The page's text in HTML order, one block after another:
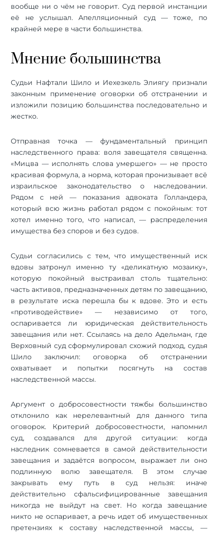
вообще ни о чём не говорит. Суд первой инстанции
её не услышал. Апелляционный суд — тоже, по
крайней мере в части большинства.
Мнение большинства
Судьи Нафтали Шило и Иехезкель Элиягу признали
законным применение оговорки об отстранении и
изложили позицию большинства последовательно и
жестко.
Отправная точка — фундаментальный принцип
наследственного права: воля завещателя священна.
«Мицва — исполнять слова умершего» — не просто
красивая формула, а норма, которая пронизывает всё
израильское законодательство о наследовании.
Рядом с ней — показания адвоката Голландера,
который всю жизнь работал рядом с покойным: тот
хотел именно того, что написал, — распределения
имущества без споров и без судов.
Cудьи согласились с тем, что имущественный иск
вдовы затронул именно ту «деликатную мозаику»,
которую покойный выстраивал столь тщательно:
часть активов, предназначенных детям по завещанию,
в результате иска перешла бы к вдове. Это и есть
«противодействие» — независимо от того,
оспаривается ли юридическая действительность
завещания или нет. Ссылаясь на дело Адельман, где
Верховный суд сформулировал схожий подход, судья
Шило заключил: оговорка об отстранении
охватывает и попытки посягнуть на состав
наследственной массы.
Аргумент о добросовестности тяжбы большинство
отклонило как нерелевантный для данного типа
оговорок. Критерий добросовестности, напомнил
суд, создавался для другой ситуации: когда
наследник сомневается в самой действительности
завещания и задаётся вопросом, выражает ли оно
подлинную волю завещателя. В этом случае
закрывать ему путь в суд нельзя: иначе
действительно сфальсифицированные завещания
никогда не выйдут на свет. Но когда завещание
никто не оспаривает, а речь идет об имущественных
претензиях к составу наследственной массы, —